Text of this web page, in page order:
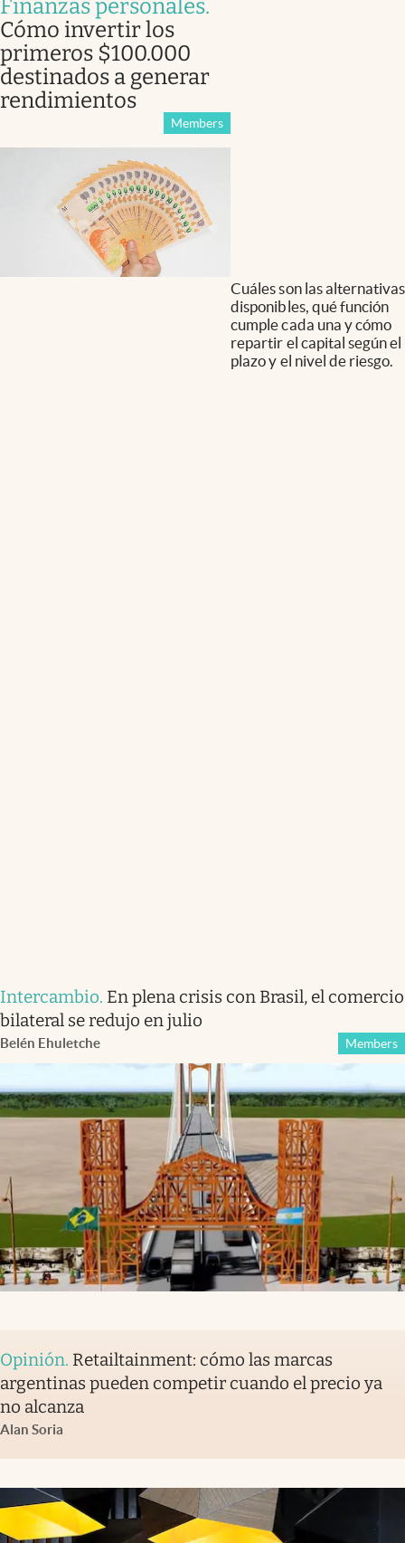
Finanzas personales.
Cómo invertir los
primeros $100.000
destinados a generar
rendimientos
Members
Cuáles son las alternativas
disponibles, qué función
cumple cada una y cómo
repartir el capital según el
plazo y el nivel de riesgo.
Intercambio. En plena crisis con Brasil, el comercio
bilateral se redujo en julio
Belén Ehuletche Members
Opinión. Retailtainment: cómo las marcas
argentinas pueden competir cuando el precio ya
no alcanza
Alan Soria